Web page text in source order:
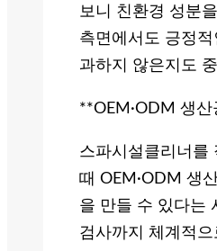
보니 친환경 성분
측면에서도 긍정
과하지 않은지도
**OEM·ODM 생
스파시설클리너를
때 OEM·ODM 생
을 만들 수 있다는
검사까지 체계적